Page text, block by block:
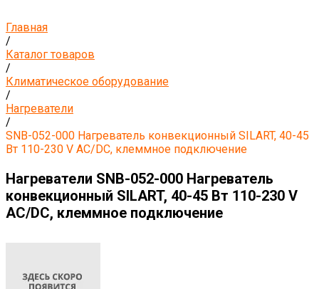
Главная
/
Каталог товаров
/
Климатическое оборудование
/
Нагреватели
/
SNB-052-000 Нагреватель конвекционный SILART, 40-45
Вт 110-230 V AC/DC, клеммное подключение
Нагреватели SNB-052-000 Нагреватель
конвекционный SILART, 40-45 Вт 110-230 V
AC/DC, клеммное подключение